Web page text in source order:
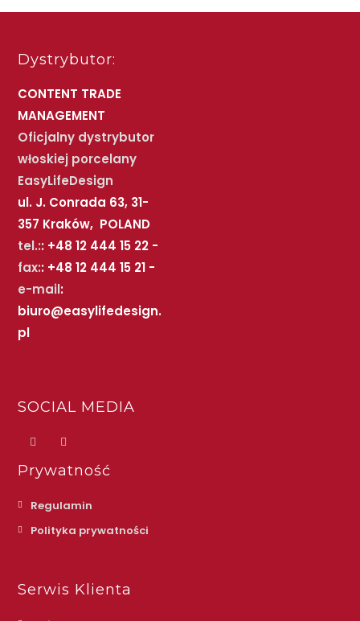
Dystrybutor:
CONTENT TRADE
MANAGEMENT
Oficjalny dystrybutor
włoskiej porcelany
EasyLifeDesign
ul. J. Conrada 63, 31-
357 Kraków, POLAND
tel.:: +48 12 444 15 22 -
fax:: +48 12 444 15 21 -
e-mail:
biuro@easylifedesign.
pl
SOCIAL MEDIA
Prywatność
Regulamin
Polityka prywatności
Serwis Klienta